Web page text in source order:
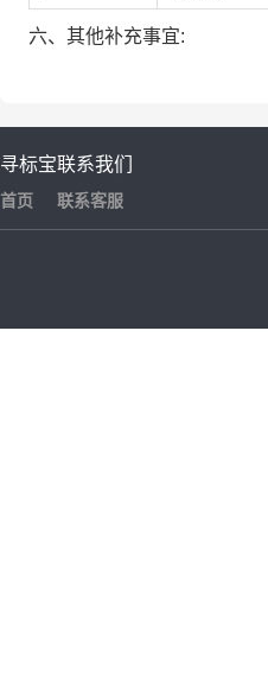
六、其他补充事宜:
寻标宝
首页
联系我们
联系客服